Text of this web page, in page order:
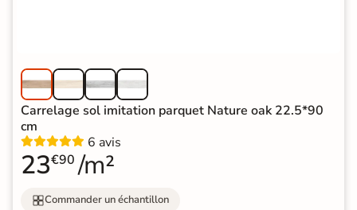
Carrelage sol imitation parquet Nature oak 22.5*90
cm
6 avis
23€90 /m²
Commander un échantillon